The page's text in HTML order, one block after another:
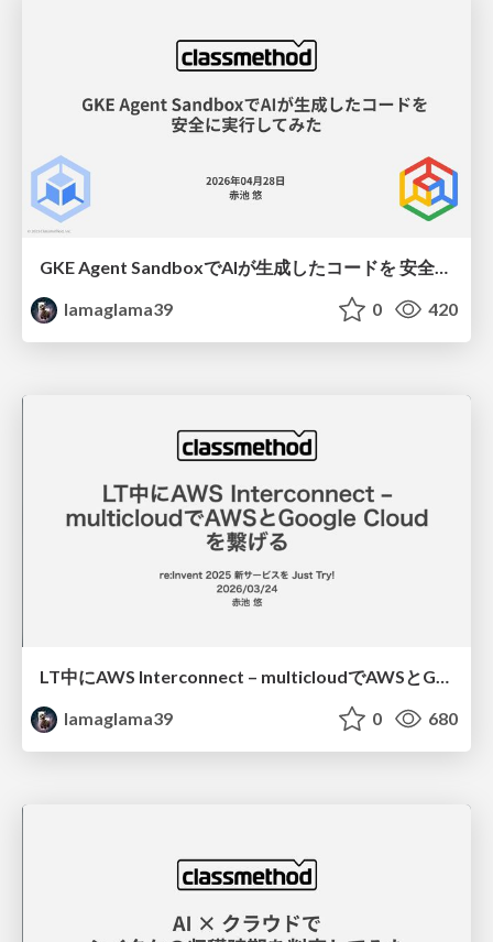
lamaglama39
0 420
LT中にAWS Interconnect – multicloudでAWSとGoogle Cloudを繋げる
lamaglama39
0 680